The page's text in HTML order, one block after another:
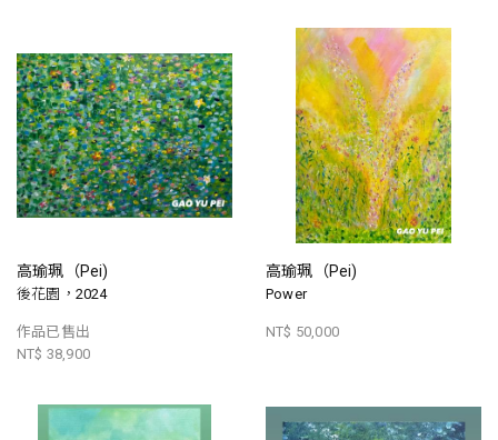
高瑜珮（Pei)
後花園，2024
作品已售出
NT$ 38,900
高瑜珮（Pei)
Power
NT$ 50,000